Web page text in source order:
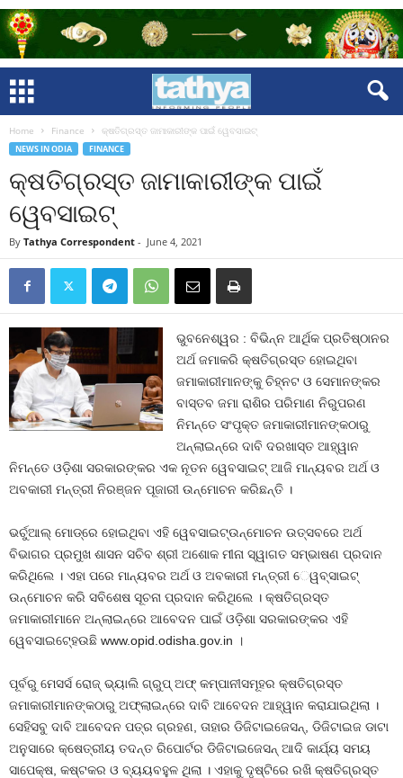
Home Finance କ୍ଷତିଗ୍ରସ୍ତ ଜାମାକାରୀଙ୍କ ପାଇଁ ୱେବସାଇଟ୍‍
NEWS IN ODIA FINANCE
କ୍ଷତିଗ୍ରସ୍ତ ଜାମାକାରୀଙ୍କ ପାଇଁ
ୱେବସାଇଟ୍‍
By Tathya Correspondent - June 4, 2021
ଭୁବନେଶ୍ୱର : ବିଭିନ୍ନ ଆର୍ଥିକ ପ୍ରତିଷ୍ଠାନର
ଅର୍ଥ ଜମାକରି କ୍ଷତିଗ୍ରସ୍ତ ହୋଇଥିବା
ଜମାକାରୀମାନଙ୍କୁ ଚିହ୍ନଟ ଓ ସେମାନଙ୍କର
ବାସ୍ତବ ଜମା ରାଶିର ପରିମାଣ ନିରୁପରଣ
ନିମନ୍ତେ ସଂପୃକ୍ତ ଜମାକାରୀମାନଙ୍କଠାରୁ
ଅନ୍‌ଲାଇନ୍‌ରେ ଦାବି ଦରଖାସ୍ତ ଆହ୍ୱାନ
ନିମନ୍ତେ ଓଡ଼ିଶା ସରକାରଙ୍କର ଏକ ନୂତନ ୱେବସାଇଟ୍‍ ଆଜି ମାନ୍ୟବର ଅର୍ଥ ଓ
ଅବକାରୀ ମନ୍ତ୍ରୀ ​ନିରଞ୍ଜନ ପୂଜାରୀ ଉନ୍ମୋଚନ କରିଛନ୍ତି ।
ଭର୍ଚୁଆଲ୍‌ ମୋଡ୍‌ରେ ହୋଇଥିବା ଏହି ୱେବସାଇଟ୍‍ଉନ୍ମୋଚନ ଉତ୍ସବରେ ଅର୍ଥ
ବିଭାଗର ପ୍ରମୁଖ ଶାସନ ସଚିବ ଶ୍ରୀ ଅଶୋକ ମୀନା ସ୍ୱାଗତ ସମ୍ଭାଷଣ ପ୍ରଦାନ
କରିଥିଲେ । ଏହା ପରେ ମାନ୍ୟବର ଅର୍ଥ ଓ ଅବକାରୀ ମନ୍ତ୍ରୀ େୱବ୍‌ସାଇଟ୍‌
ଉନ୍ମୋଚନ କରି ସବିଶେଷ ସୂଚନା ପ୍ରଦାନ କରିଥିଲେ । କ୍ଷତିଗ୍ରସ୍ତ
ଜମାକାରୀମାନେ ଅନ୍‌ଲାଇନ୍‌ରେ ଆବେଦନ ପାଇଁ ଓଡ଼ିଶା ସରକାରଙ୍କର ଏହି
ୱେବସାଇଟ୍‍ହେଉଛି www.opid.odisha.gov.in ।
ପୂର୍ବରୁ ମେସର୍ସ ରୋଜ୍‌ ଭ୍ୟାଲି ଗ୍ରୁପ୍‌ ଅଫ୍‌ କମ୍ପାନୀସମୂହର କ୍ଷତିଗ୍ରସ୍ତ
ଜମାକାରୀମାନଙ୍କଠାରୁ ଅଫ୍‌ଲାଇନ୍‌ରେ ଦାବି ଆବେଦନ ଆହ୍ୱାନ କରାଯାଇଥିଲା ।
ସେହିସବୁ ଦାବି ଆବେଦନ ପତ୍ର ଗ୍ରହଣ, ତାହାର ଡିଜିଟାଇଜେସନ୍‌, ଡିଜିଟାଇଜ ଡାଟା
ଅନୁସାରେ କ୍ଷେତ୍ରୀୟ ତଦନ୍ତ ରିପୋର୍ଟର ଡିଜିଟାଇଜେସନ୍‌ ଆଦି କାର୍ଯ୍ୟ ସମୟ
ସାପେକ୍ଷ, କଷ୍ଟକର ଓ ବ୍ୟୟବହୁଳ ଥିଲା । ଏହାକୁ ଦୃଷ୍ଟିରେ ରଖି କ୍ଷତିଗ୍ରସ୍ତ